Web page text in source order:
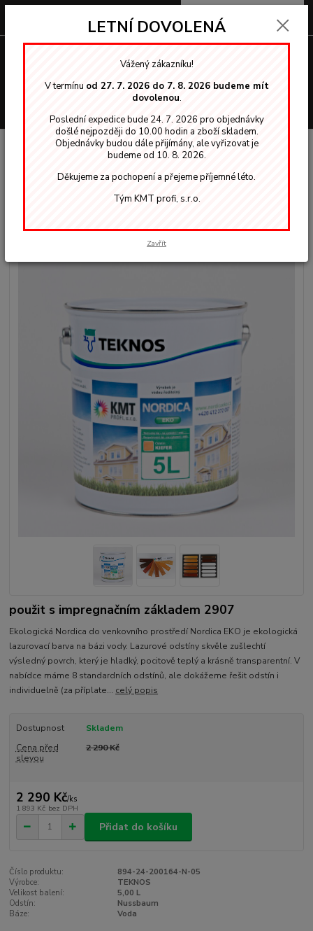
0,00 Kč
Nordica EKO - lazury vrchní laky na štětec
Teknos Nordica Eko
Nussbaum lazura na dřevo 5,00 L
Teknos Nordica Eko Nussbaum
lazura na dřevo 5,00 L
použit s impregnačním základem 2907
Ekologická Nordica do venkovního prostředí Nordica EKO je ekologická
lazurovací barva na bázi vody. Lazurové odstíny skvěle zušlechtí
výsledný povrch, který je hladký, pocitově teplý a krásně transparentní. V
nabídce máme 8 standardních odstínů, ale dokážeme řešit odstín i
individuelně (za příplate... celý popis
Dostupnost
Skladem
Cena před
slevou
2 290 Kč
2 290 Kč/ks
1 893 Kč bez DPH
Přidat do košíku
Číslo produktu:
894-24-200164-N-05
Výrobce:
TEKNOS
Velikost balení:
5,00 L
Odstín:
Nussbaum
Báze:
Voda
LETNÍ DOVOLENÁ
Vážený zákazníku!
V termínu od 27. 7. 2026 do 7. 8. 2026 budeme mít
dovolenou.
Poslední expedice bude 24. 7. 2026 pro objednávky
došlé nejpozději do 10.00 hodin a zboží skladem.
Objednávky budou dále přijímány, ale vyřizovat je
budeme od 10. 8. 2026.
Děkujeme za pochopení a přejeme příjemné léto.
Tým KMT profi, s.r.o.
Zavřít